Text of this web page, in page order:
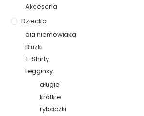
Akcesoria
Dziecko
dla niemowlaka
Bluzki
T-Shirty
Legginsy
długie
krótkie
rybaczki